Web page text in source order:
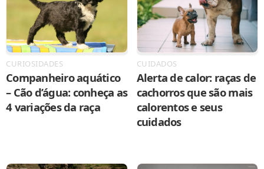
CURIOSIDADES
Companheiro aquático
– Cão d’água: conheça as
4 variações da raça
CUIDADOS
Alerta de calor: raças de
cachorros que são mais
calorentos e seus
cuidados